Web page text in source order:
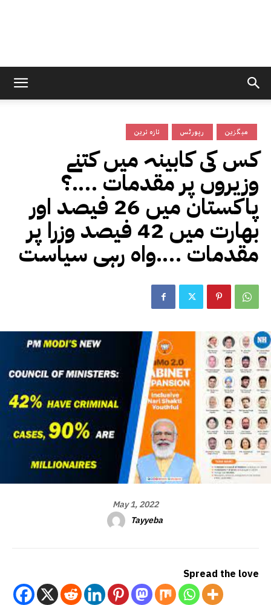
تازہ ترین رپورٹس میگزین
کس کی کابینہ میں کتنے
وزیروں پر مقدمات ….؟
پاکستان میں 26 فیصد اور
بھارت میں 42 فیصد وزرا پر
مقدمات ….واہ رہی سیاست
May 1, 2022
Tayyeba
Spread the love